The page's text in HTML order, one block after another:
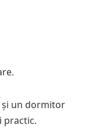
și un dormitor
practic.